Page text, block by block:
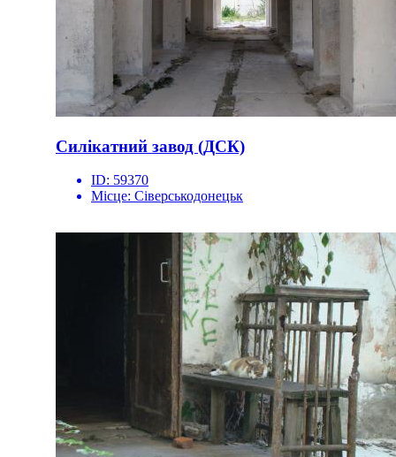
Силікатний завод (ДСК)
ID: 59370
Місце: Сіверськодонецьк